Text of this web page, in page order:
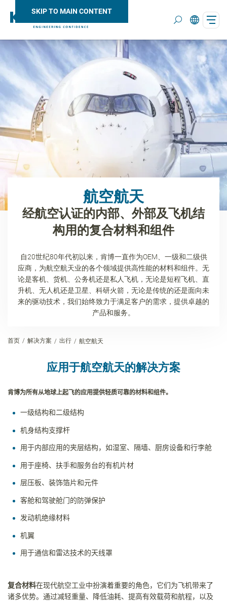
SKIP TO MAIN CONTENT
航空航天
经航空认证的内部、外部及飞机结
构用的复合材料和组件
自20世纪80年代初以来，肯博一直作为OEM、一级和二级供
应商，为航空航天业的各个领域提供高性能的材料和组件。无
论是客机、货机、公务机还是私人飞机，无论是短程飞机、直
升机、无人机还是卫星、科研火箭，无论是传统的还是面向未
来的驱动技术，我们始终致力于满足客户的需求，提供卓越的
产品和服务。
首页 解决方案 出行 航空航天
应用于航空航天的解决方案
肯博为所有从地球上起飞的应用提供轻质可靠的材料和组件。
一级结构和二级结构
机身结构支撑杆
用于内部应用的夹层结构，如湿室、隔墙、厨房设备和行李舱
用于座椅、扶手和服务台的有机片材
层压板、装饰箔片和元件
客舱和驾驶舱门的防弹保护
发动机绝缘材料
机翼
用于通信和雷达技术的天线罩
复合材料在现代航空工业中扮演着重要的角色，它们为飞机带来了
诸多优势。通过减轻重量、降低油耗、提高有效载荷和航程，以及